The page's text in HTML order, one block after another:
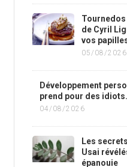
de Cyril
vos
05/08/2026
Développement
prend pour des
04/08/2026
Les
Usai
épanouie